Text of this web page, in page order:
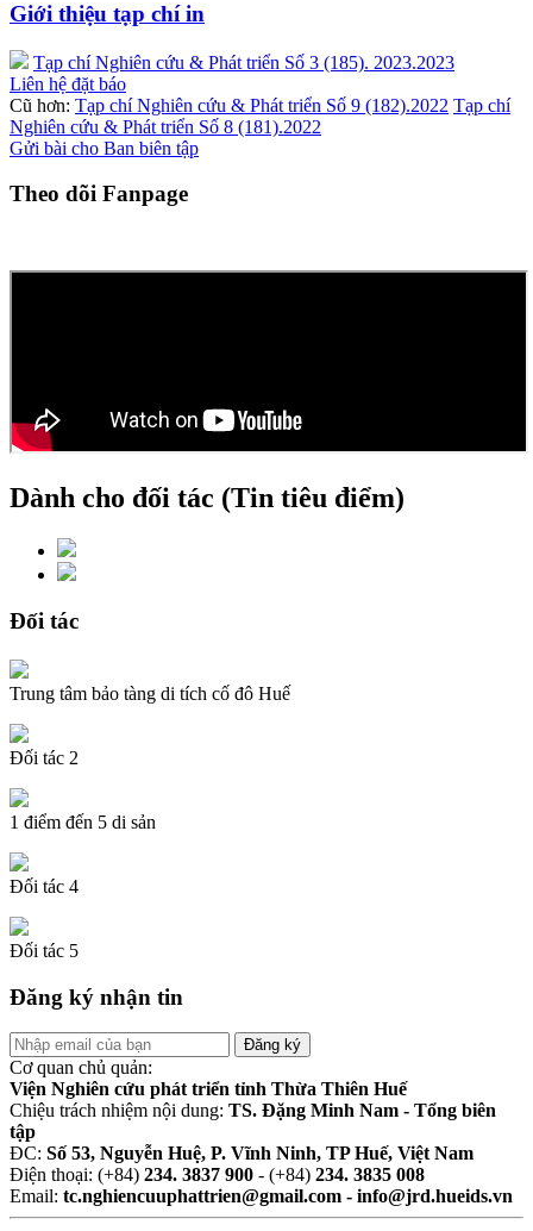
Giới thiệu tạp chí in
Tạp chí Nghiên cứu & Phát triển Số 3 (185). 2023.2023
Liên hệ đặt báo
Cũ hơn: Tạp chí Nghiên cứu & Phát triển Số 9 (182).2022 Tạp chí
Nghiên cứu & Phát triển Số 8 (181).2022
Gửi bài cho Ban biên tập
Theo dõi Fanpage
Dành cho đối tác (Tin tiêu điểm)
Đối tác
Trung tâm bảo tàng di tích cố đô Huế
Đối tác 2
1 điểm đến 5 di sản
Đối tác 4
Đối tác 5
Đăng ký nhận tin
Cơ quan chủ quản:
Viện Nghiên cứu phát triển tỉnh Thừa Thiên Huế
Chiệu trách nhiệm nội dung: TS. Đặng Minh Nam - Tổng biên
tập
ĐC: Số 53, Nguyễn Huệ, P. Vĩnh Ninh, TP Huế, Việt Nam
Điện thoại: (+84) 234. 3837 900 - (+84) 234. 3835 008
Email: tc.nghiencuuphattrien@gmail.com - info@jrd.hueids.vn